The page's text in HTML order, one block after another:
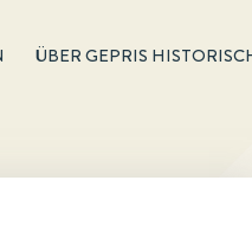
ÜBER GEPRIS